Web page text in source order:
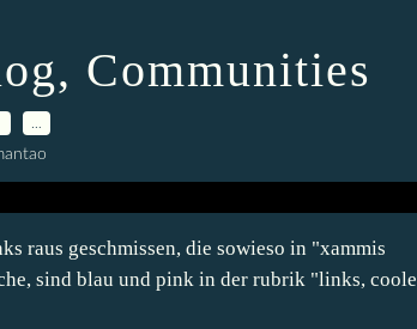
Communities
raus geschmissen, die sowieso in "xammis
sind blau und pink in der rubrik "links, coole